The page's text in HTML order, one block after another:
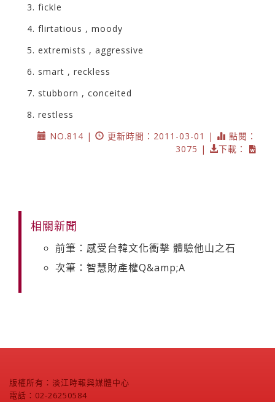
3. fickle
4. flirtatious , moody
5. extremists , aggressive
6. smart , reckless
7. stubborn , conceited
8. restless
NO.814 |
更新時間：2011-03-01 |
點閱：
3075 |
下載：
相關新聞
前筆：感受台韓文化衝擊 體驗他山之石
次筆：智慧財產權Q&amp;A
版權所有：淡江時報與媒體中心
電話：02-26250584